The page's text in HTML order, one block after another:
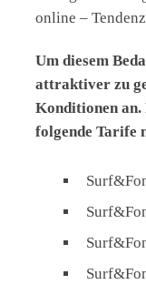
online –
Um diesem
attraktiver zu
Konditionen
folgende Tarife